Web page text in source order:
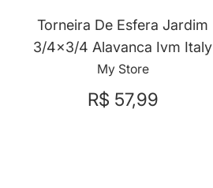
Torneira De Esfera Jardim
3/4x3/4 Alavanca Ivm Italy
My Store
R$ 57,99